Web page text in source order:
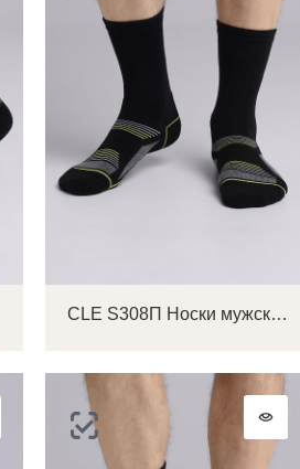
CLE S308П Носки мужские